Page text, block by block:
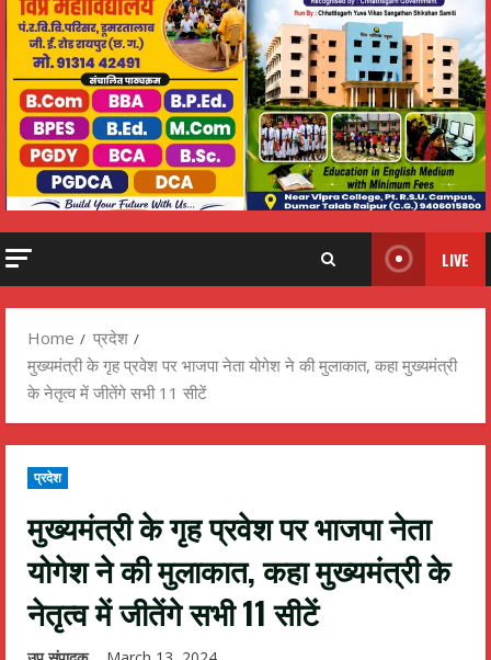
LIVE
Home
प्रदेश
मुख्यमंत्री के गृह प्रवेश पर भाजपा नेता योगेश ने की मुलाकात, कहा मुख्यमंत्री
के नेतृत्व में जीतेंगे सभी 11 सीटें
प्रदेश
मुख्यमंत्री के गृह प्रवेश पर भाजपा नेता
योगेश ने की मुलाकात, कहा मुख्यमंत्री के
नेतृत्व में जीतेंगे सभी 11 सीटें